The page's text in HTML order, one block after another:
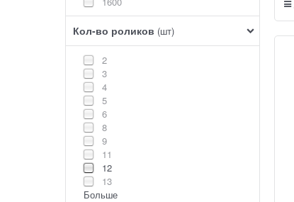
Кол-во роликов (шт)
2
3
4
5
6
8
9
11
12
13
Больше